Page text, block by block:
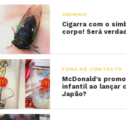
ANIMAIS
Cigarra com o
corpo! Será
FORA DE CONTEXTO
McDonald’s
infantil ao lançar
Japão?